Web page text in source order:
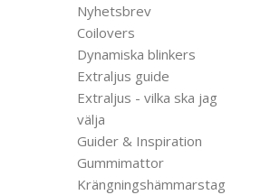
Nyhetsbrev
Coilovers
Dynamiska blinkers
Extraljus guide
Extraljus - vilka ska jag
välja
Guider & Inspiration
Gummimattor
Krängningshämmarstag